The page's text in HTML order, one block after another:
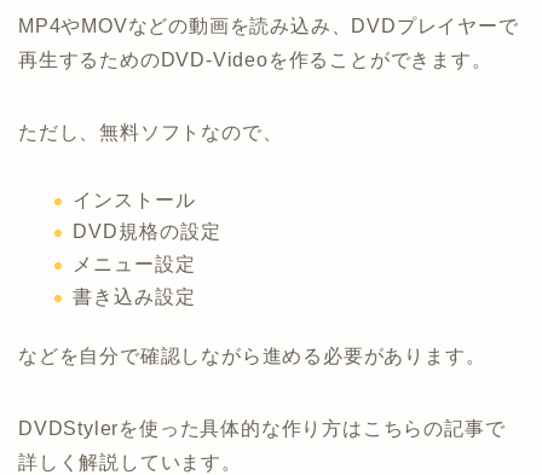
MP4やMOVなどの動画を読み込み、DVDプレイヤーで
再生するためのDVD-Videoを作ることができます。
ただし、無料ソフトなので、
インストール
DVD規格の設定
メニュー設定
書き込み設定
などを自分で確認しながら進める必要があります。
DVDStylerを使った具体的な作り方はこちらの記事で
詳しく解説しています。